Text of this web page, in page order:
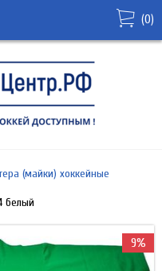
(0)
(майки) хоккейные
белый
9%